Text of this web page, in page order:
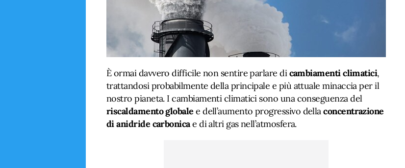
È ormai davvero difficile non sentire parlare dicambiamenti climatici,
trattandosi probabilmente della principale e più attuale minaccia per il
nostro pianeta. I cambiamenti climatici sono una conseguenza del
riscaldamento globale e dell’aumento progressivo dellaconcentrazione
di anidride carbonicae di altri gas nell’atmosfera.